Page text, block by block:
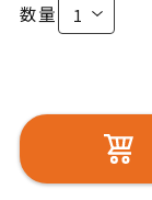
数量